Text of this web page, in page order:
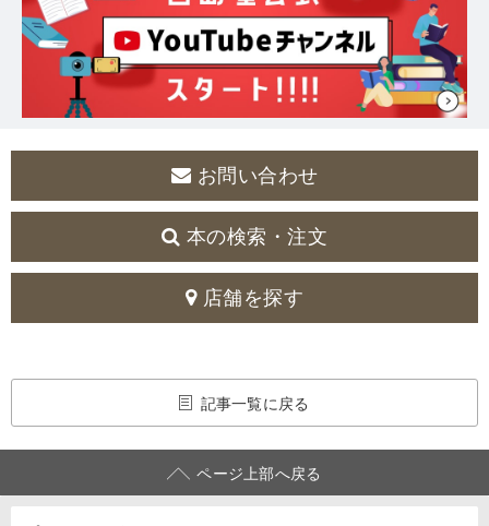
お問い合わせ
本の検索・注文
店舗を探す
記事一覧に戻る
ページ上部へ戻る